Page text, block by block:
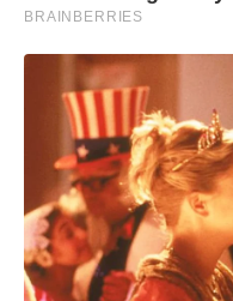
BRAINBERRIES